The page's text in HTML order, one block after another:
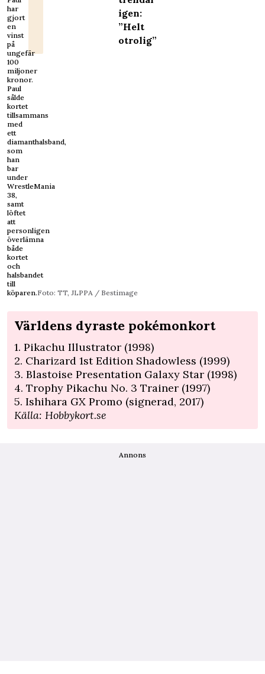
har
gjort
en
vinst
på
ungefär
100
miljoner
kronor.
Paul
sålde
kortet
tillsammans
med
ett
diamanthalsband,
som
han
bar
under
WrestleMania
38,
samt
löftet
att
personligen
överlämna
både
kortet
och
halsbandet
till
köparen.Foto: TT, JLPPA / Bestimage
igen:
”Helt
otrolig”
Världens dyraste pokémonkort
1. Pikachu Illustrator (1998)
2. Charizard 1st Edition Shadowless (1999)
3. Blastoise Presentation Galaxy Star (1998)
4. Trophy Pikachu No. 3 Trainer (1997)
5. Ishihara GX Promo (signerad, 2017)
Källa: Hobbykort.se
Annons